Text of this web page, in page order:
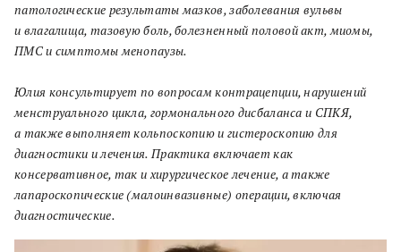
патологические результаты мазков, заболевания вульвы
и влагалища, тазовую боль, болезненный половой акт, миомы,
ПМС и симптомы менопаузы.
Юлия консультирует по вопросам контрацепции, нарушений
менструального цикла, гормонального дисбаланса и СПКЯ,
а также выполняет кольпоскопию и гистероскопию для
диагностики и лечения. Практика включает как
консервативное, так и хирургическое лечение, а также
лапароскопические (малоинвазивные) операции, включая
диагностические.